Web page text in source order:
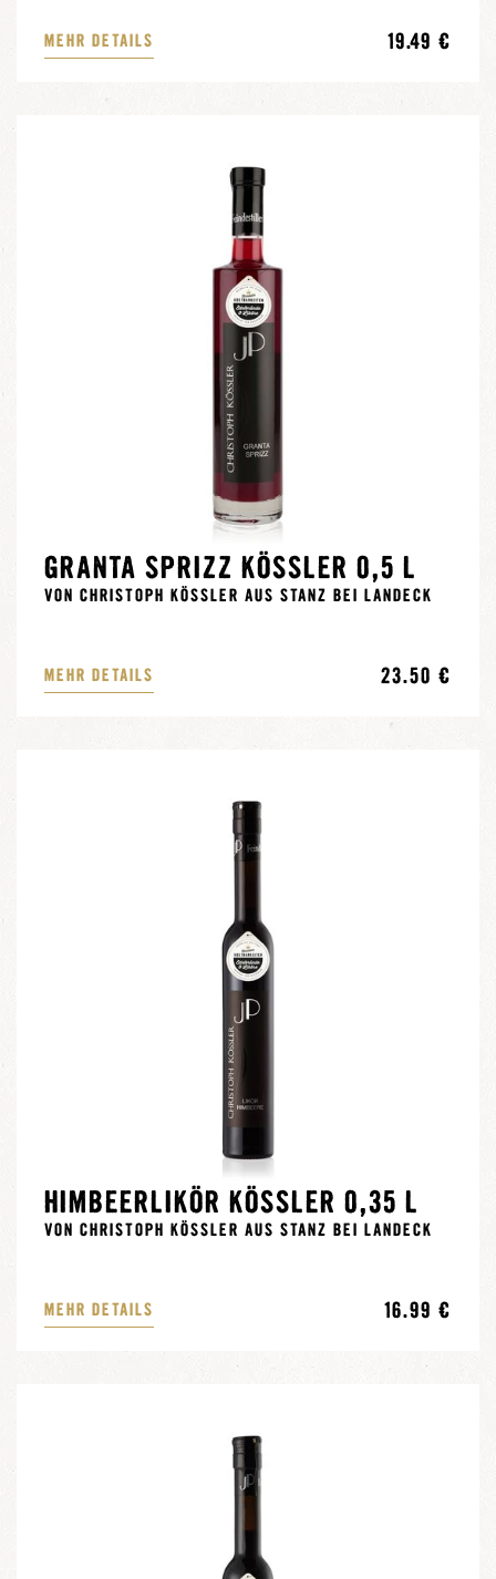
MEHR DETAILS 19.49 €
GRANTA SPRIZZ KÖSSLER 0,5 L
VON CHRISTOPH KÖSSLER AUS STANZ BEI LANDECK
MEHR DETAILS 23.50 €
HIMBEERLIKÖR KÖSSLER 0,35 L
VON CHRISTOPH KÖSSLER AUS STANZ BEI LANDECK
MEHR DETAILS 16.99 €